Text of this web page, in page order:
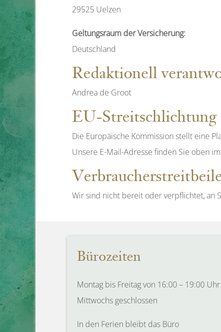
29525 Uelzen
Geltungsraum der Versicherung:
Deutschland
Redaktionell
Andrea de Groot
EU-Streitschlichtung
Die Europäische Kommission stellt eine
Unsere E-Mail-Adresse finden Sie oben
Wir sind nicht bereit oder verpflichtet, an
Bürozeiten
Montag bis Freitag von 16:00 – 19:00 Uhr
Mittwochs geschlossen
In den Ferien bleibt das Büro